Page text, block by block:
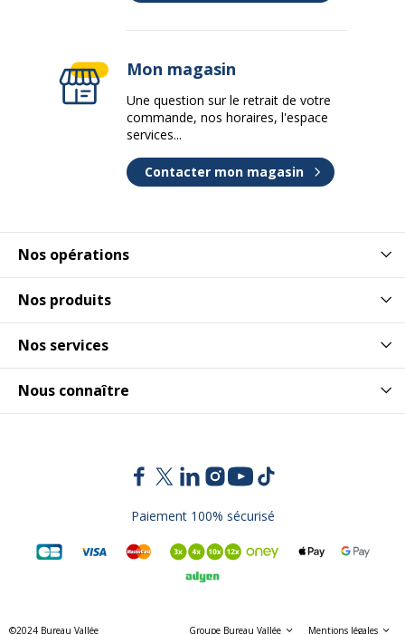
Nos opérations
Nos produits
Nos services
Nous connaître
Mon magasin
Une question sur le retrait de votre
commande, nos horaires, l'espace
services...
Contacter mon magasin
Paiement 100% sécurisé
©2024 Bureau Vallée Groupe Bureau Vallée Mentions légales